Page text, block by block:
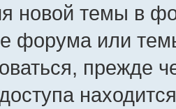
новой темы в
форума или
прежде